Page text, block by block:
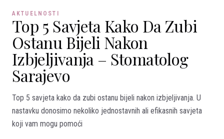
AKTUELNOSTI
Top 5 Savjeta Kako Da Zubi
Ostanu Bijeli Nakon
Izbjeljivanja – Stomatolog
Sarajevo
Top 5 savjeta kako da zubi ostanu bijeli nakon izbjeljivanja. U
nastavku donosimo nekoliko jednostavnih ali efikasnih savjeta
koji vam mogu pomoći